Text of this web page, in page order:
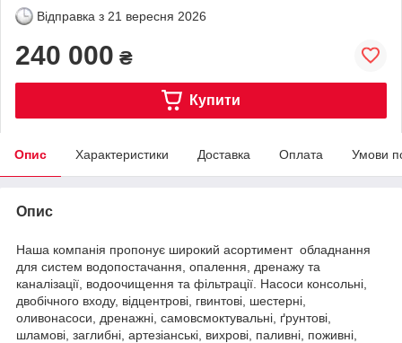
Відправка з 21 вересня 2026
240 000 ₴
Купити
Опис Характеристики Доставка Оплата Умови
Опис
Наша компанія пропонує широкий асортимент обладнання
для систем водопостачання, опалення, дренажу та
каналізації, водоочищення та фільтрації. Насоси консольні,
двобічного входу, відцентрові, гвинтові, шестерні,
оливонасоси, дренажні, самовсмоктувальні, ґрунтові,
шламові, заглибні, артезіанські, вихрові, паливні, поживні,